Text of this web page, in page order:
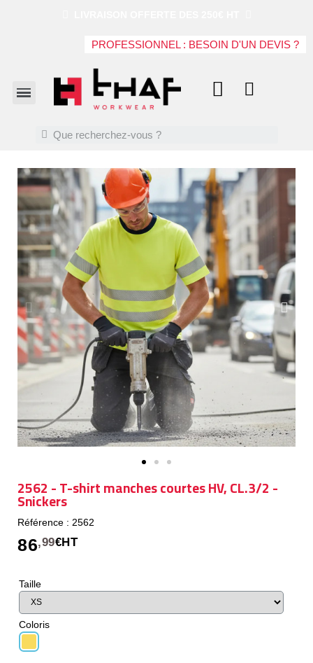
PROFESSIONNEL : BESOIN D'UN DEVIS ?
2562 - T-shirt manches courtes HV, CL.3/2 -
Snickers
Référence : 2562
86,99€HT
Taille
Coloris